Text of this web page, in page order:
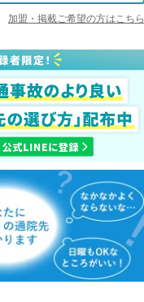
加盟・掲載ご希望の方はこちら